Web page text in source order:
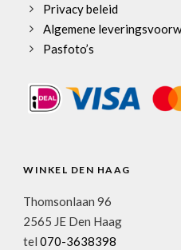
Privacy beleid
Algemene
Pasfoto’s
WINKEL DEN HAAG
Thomsonlaan 96
2565 JE Den Haag
tel 070-3638398